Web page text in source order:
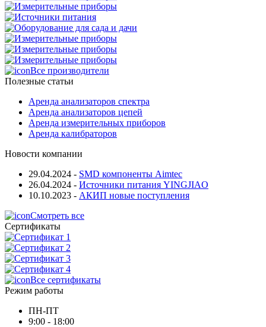
Все производители
Полезные статьи
Аренда анализаторов спектра
Аренда анализаторов цепей
Аренда измерительных приборов
Аренда калибраторов
Новости компании
29.04.2024 - SMD компоненты Aimtec
26.04.2024 - Источники питания YINGJIAO
10.10.2023 - АКИП новые поступления
Смотреть все
Сертификаты
Все сертификаты
Режим работы
ПН-ПТ
9:00 - 18:00